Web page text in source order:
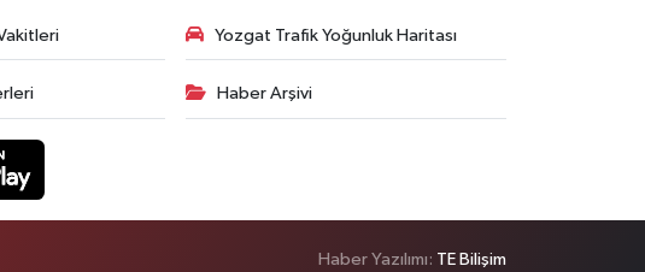
Yozgat Trafik Yoğunluk Haritası
Haber Arşivi
Haber Yazılımı: TE Bilişim